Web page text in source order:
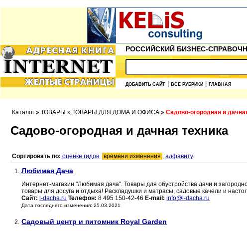
РОССИЙСКИЙ БИЗНЕС-
ДОБАВИТЬ САЙТ ВСЕ РУБРИКИ ГЛАВНАЯ
Каталог » ТОВАРЫ » ТОВАРЫ ДЛЯ ДОМА И ОФИСА » Садово-огородная и
Садово-огородная и дачная техника
Сортировать по: оценке гидов, времени изменения , алфавиту.
1. Любимая Дача
Интернет-магазин "Любимая дача". Товары для обустройства дачи и
товары для досуга и отдыха! Раскладушки и матрасы, садовые качели и
Сайт: l-dacha.ru Телефон: 8 495 150-42-46 E-mail: info@l-dacha.ru
Дата последнего изменения: 25.03.2021
2. Садовый центр и питомник Royal Garden